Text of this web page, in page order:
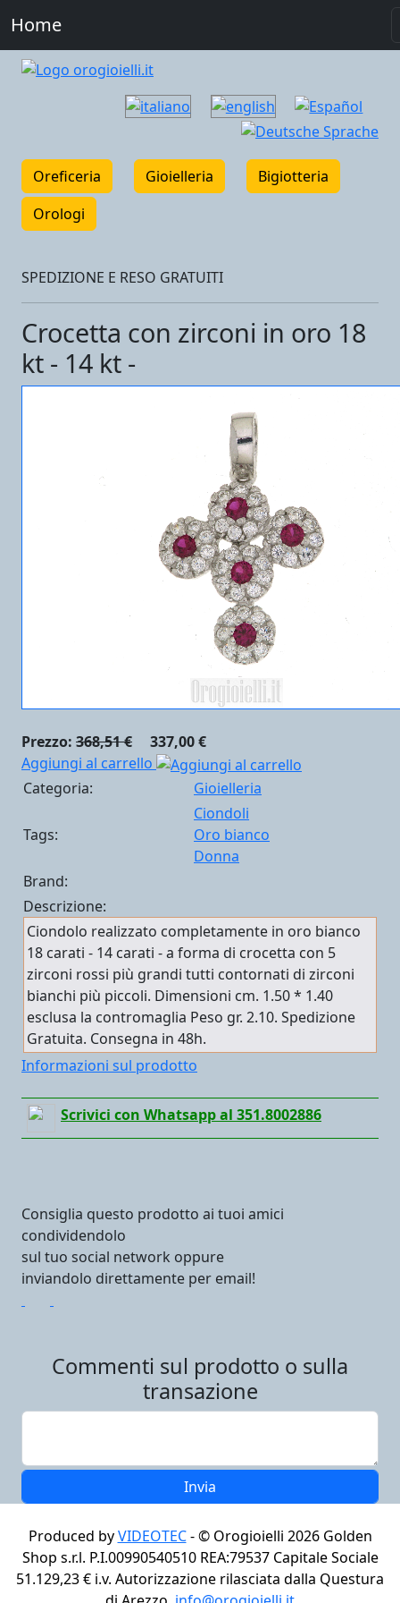
Home
Oreficeria Gioielleria
Bigiotteria
Orologi
SPEDIZIONE E RESO GRATUITI
Crocetta con zirconi in oro 18
kt - 14 kt -
Prezzo: 368,51 €
337,00 €
Aggiungi al carrello
Categoria:
Gioielleria
Tags:
Ciondoli
Oro bianco
Donna
Brand:
Descrizione:
Ciondolo realizzato completamente in oro bianco
18 carati - 14 carati - a forma di crocetta con 5
zirconi rossi più grandi tutti contornati di zirconi
bianchi più piccoli. Dimensioni cm. 1.50 * 1.40
esclusa la contromaglia Peso gr. 2.10. Spedizione
Gratuita. Consegna in 48h.
Informazioni sul prodotto
Scrivici con Whatsapp al 351.8002886
Consiglia questo prodotto ai tuoi amici
condividendolo
sul tuo social network oppure
inviandolo direttamente per email!
Commenti sul prodotto o sulla
transazione
Produced byVIDEOTEC - © Orogioielli 2026Golden
Shop s.r.l. P.I.00990540510 REA:79537 Capitale Sociale
51.129,23 € i.v. Autorizzazione rilasciata dalla Questura